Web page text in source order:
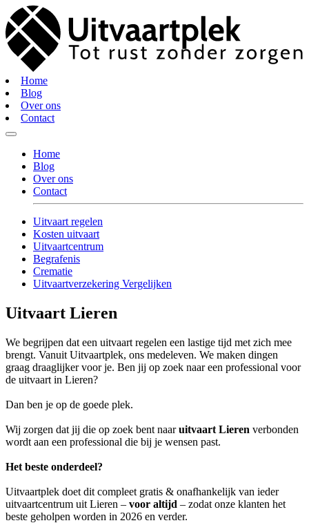
Home
Blog
Over ons
Contact
Home
Blog
Over ons
Contact
Uitvaart regelen
Kosten uitvaart
Uitvaartcentrum
Begrafenis
Crematie
Uitvaartverzekering Vergelijken
Uitvaart Lieren
We begrijpen dat een uitvaart regelen een lastige tijd met zich mee
brengt. Vanuit Uitvaartplek, ons medeleven. We maken dingen
graag draaglijker voor je. Ben jij op zoek naar een professional voor
de uitvaart in Lieren?
Dan ben je op de goede plek.
Wij zorgen dat jij die op zoek bent naaruitvaart Lieren verbonden
wordt aan een professional die bij je wensen past.
Het beste onderdeel?
Uitvaartplek doet dit compleet gratis & onafhankelijk van ieder
uitvaartcentrum uit Lieren – voor altijd – zodat onze klanten het
beste geholpen worden in 2026 en verder.